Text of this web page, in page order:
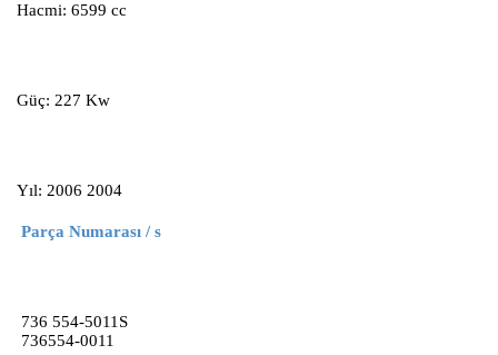
Hacmi: 6599 cc
Güç: 227 Kw
Yıl: 2006 2004
Parça Numarası / s
736 554-5011S
736554-0011